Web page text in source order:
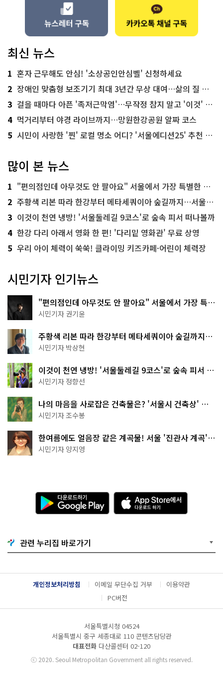
최신 뉴스
1 혼자 근무해도 안심! '소상공인안심벨' 신청하세요
2 장애인 맞춤형 보조기기 최대 3년간 무상 대여…삶의 질 높인다
3 걸을 때마다 아픈 '족저근막염'…무작정 참지 말고 '이것' 해보세요!
4 먹거리부터 야경 라이브까지…망원한강공원 알짜 코스
5 시민이 사랑한 '찐' 로컬 명소 어디? '서울에디션25' 추천 코스
많이 본 뉴스
1 "편의점인데 아무것도 안 팔아요" 서울에서 가장 특별한 편의점의 정체
2 주황색 리본 따라 한강부터 메타세쿼이아 숲길까지…서울둘레길 15코스
3 이것이 천연 냉방! '서울둘레길 9코스'로 숲속 피서 떠나볼까
4 한강 다리 아래서 영화 한 편! '다리밑 영화관' 무료 상영
5 우리 아이 체력이 쑥쑥! 클라이밍 키즈카페·어린이 체력장
시민기자 인기뉴스
"편의점인데 아무것도 안 팔아요" 서울에서 가장 특별
한 편의점의 정체
시민기자 권기윤
주황색 리본 따라 한강부터 메타세쿼이아 숲길까지…
서울둘레길 15코스
시민기자 박상현
이것이 천연 냉방! '서울둘레길 9코스'로 숲속 피서 떠
나볼까
시민기자 정향선
나의 마음을 사로잡은 건축물은? '서울시 건축상' 수
상작 공개!
시민기자 조수봉
한여름에도 얼음장 같은 계곡물! 서울 '진관사 계곡'이
천국이네~
시민기자 양지영
다
운
로
기
G
o
g
l
e
A
p
p
e
서
다
운
관련 누리집 바로가기
개인정보처리방침 이메일 무단수집 거부
이용약관
PC버전
서울특별시청 04524
서울특별시 중구 세종대로 110 콘텐츠담당관
대표전화 다산콜센터 02-120
ⓒ2020. Seoul Metropolitan Government all rights reserved.